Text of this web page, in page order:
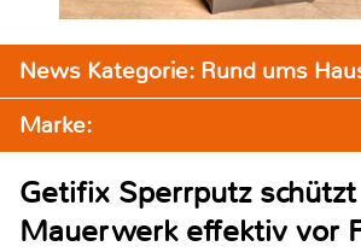
News Kategorie: Rund ums
Marke:
Getifix Sperrputz
Mauerwerk effektiv vor